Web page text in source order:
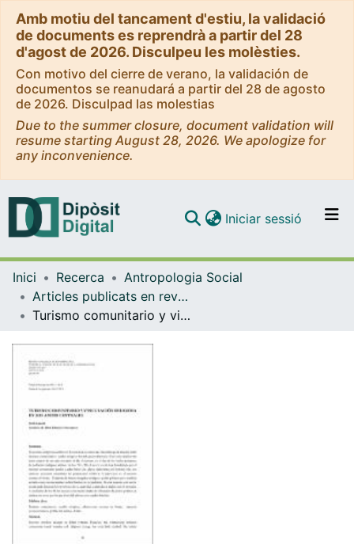
Amb motiu del tancament d'estiu, la validació
de documents es reprendrà a partir del 28
d'agost de 2026. Disculpeu les molèsties.
Con motivo del cierre de verano, la validación de
documentos se reanudará a partir del 28 de agosto
de 2026. Disculpad las molestias
Due to the summer closure, document validation will
resume starting August 28, 2026. We apologize for
any inconvenience.
Navega per tot el DD
Com publicar
Iniciar sessió (current)
Inici Recerca
Antropologia Social
Articles publicats en revistes (Antropologia Social)
Turismo comunitario y vinculación religiosa en los Andes centrales